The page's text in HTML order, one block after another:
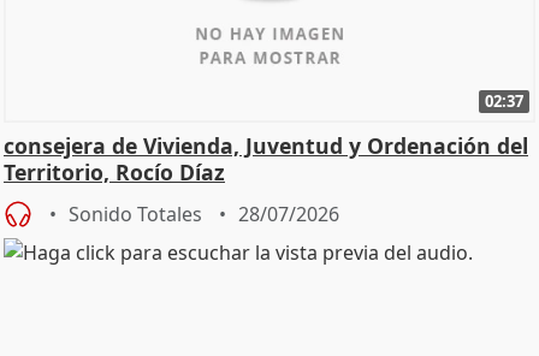
02:37
consejera de Vivienda, Juventud y Ordenación del
Territorio, Rocío Díaz
Sonido Totales 28/07/2026